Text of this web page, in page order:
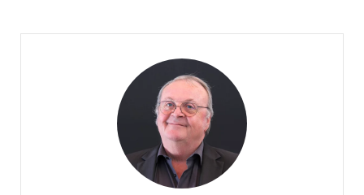
Vuignier Etienne
WESTSCHWEIZ
Telefon:
+41 79 310 92 42